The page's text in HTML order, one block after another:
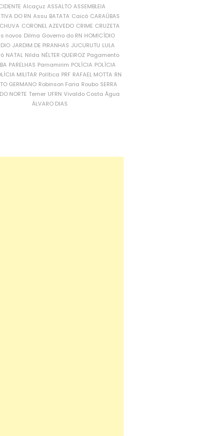
Alcaçuz ASSALTO ASSEMBLEIA
DO RN Assu BATATA Caicó CARAÚBAS
CORONEL AZEVEDO CRIME CRUZETA
novos Dilma Governo do RN HOMICÍDIO
JARDIM DE PIRANHAS JUCURUTU LULA
NATAL Nilda NÉLTER QUEIROZ Pagamento
PARELHAS Parnamirim POLÍCIA POLÍCIA
MILITAR Política PRF RAFAEL MOTTA RN
GERMANO Robinson Faria Roubo SERRA
NORTE Temer UFRN Vivaldo Costa Água
ÁLVARO DIAS